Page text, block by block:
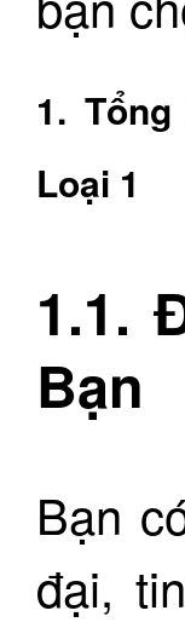
1.
Loại 1
1.1.
Bạn
Bạn
đại,